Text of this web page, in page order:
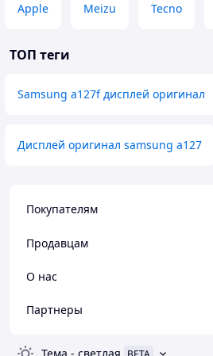
Apple Meizu Tecno
ТОП теги
Samsung a127f дисплей оригинал
Дисплей оригинал samsung a127
Покупателям
Продавцам
О нас
Партнеры